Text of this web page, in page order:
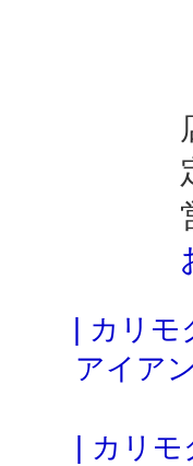
カリモ
アイアン
カリモ